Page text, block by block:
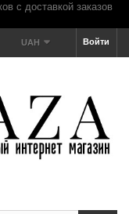
Войти
UAH